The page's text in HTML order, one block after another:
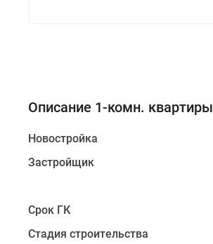
Описание 1-комн. квартиры
Новостройка
Застройщик
Срок ГК
Стадия строительства